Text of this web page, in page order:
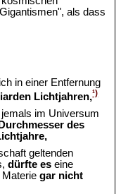
als dass
in einer Entfernung
Lichtjahren,¹)
im Universum
Durchmesser des
geltenden
dürfte eseine
Materiegar nicht